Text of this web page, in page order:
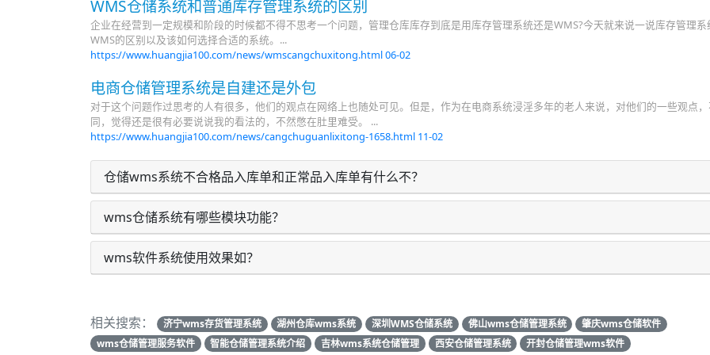
WMS仓储系统和普通库存管理系统的区别
企业在经营到一定规模和阶段的时候都不得不思考一个问题，管理仓库库存到底是用库存管理系统还是WMS?今天就来说一说库存管理系
WMS的区别以及该如何选择合适的系统。...
https://www.huangjia100.com/news/wmscangchuxitong.html06-02
电商仓储管理系统是自建还是外包
对于这个问题作过思考的人有很多，他们的观点在网络上也随处可见。但是，作为在电商系统浸淫多年的老人来说，对他们的一些观点
同，觉得还是很有必要说说我的看法的，不然憋在肚里难受。 ...
https://www.huangjia100.com/news/cangchuguanlixitong-1658.html 11-02
仓储wms系统不合格品入库单和正常品入库单有什么不？
wms仓储系统有哪些模块功能？
wms软件系统使用效果如？
相关搜索： 济宁wms存货管理系统 湖州仓库wms系统 深圳WMS仓储系统 佛山wms仓储管理系统
肇庆wms仓储软件
wms仓储管理服务软件
智能仓储管理系统介绍 吉林wms系统仓储管理 西安仓储管理系统 开封仓储管理wms软件